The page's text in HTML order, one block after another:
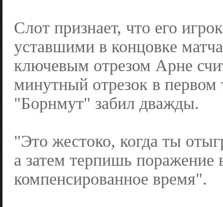
Слот признает, что его
уставшими в концовке
ключевым отрезом Арне
минутный отрезок в первом
"Борнмут" забил дважды.
"Это жестоко, когда ты
а затем терпишь поражение
компенсированное время".